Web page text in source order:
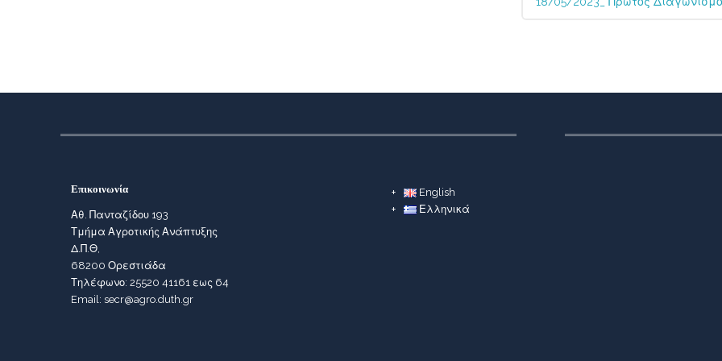
Επικοινωνία
Αθ. Πανταζίδου 193
Τμήμα Αγροτικής Ανάπτυξης
Δ.Π.Θ,
68200 Ορεστιάδα
Τηλέφωνο: 25520 41161 εως 64
Email: secr@agro.duth.gr
English
Ελληνικά